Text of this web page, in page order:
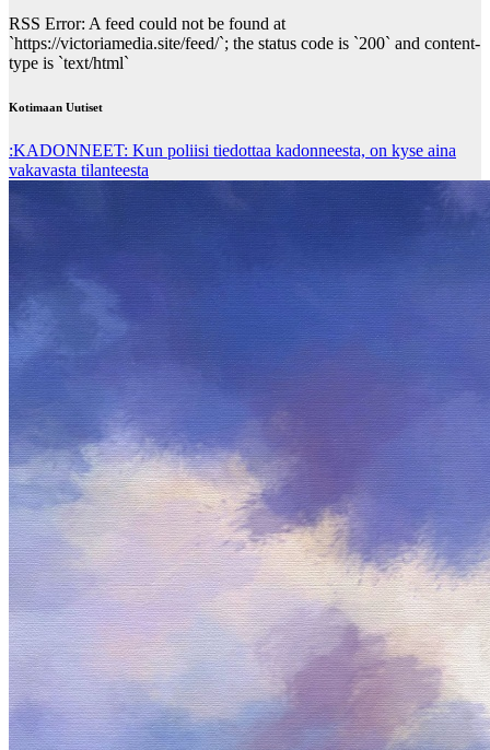
RSS Error: A feed could not be found at
`https://victoriamedia.site/feed/`; the status code is `200` and content-
type is `text/html`
Kotimaan Uutiset
:KADONNEET: Kun poliisi tiedottaa kadonneesta, on kyse aina
vakavasta tilanteesta